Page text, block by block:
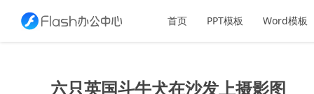
首页 PPT模板 Word模板
六只英国斗牛犬在沙发上摄影图